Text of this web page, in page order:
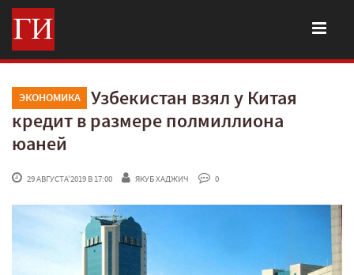
ЭКОНОМИКА
Узбекистан взял у Китая
кредит в размере полмиллиона
юаней
29 АВГУСТА'2019 В 17:00 ЯКУБ ХАДЖИЧ 0